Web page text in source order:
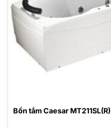
Bồn tắm Caesar MT211SL(R)